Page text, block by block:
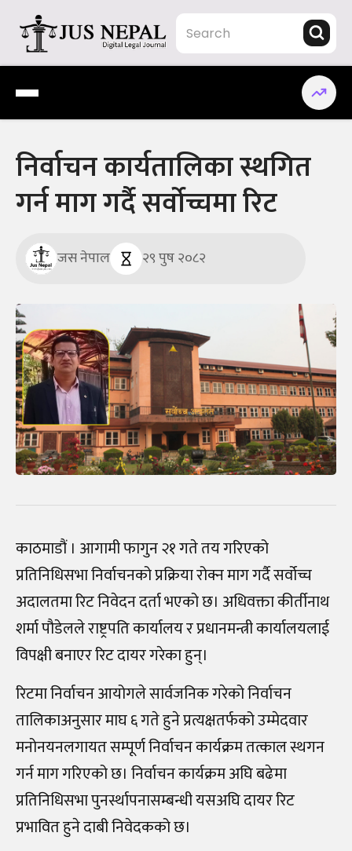
content
Jus Nepal | www.jusnepal.com
Digital Legal Journal
निर्वाचन कार्यतालिका स्थगित
गर्न माग गर्दै सर्वोच्चमा रिट
जस नेपाल २९ पुष २०८२
काठमाडौं । आगामी फागुन २१ गते तय गरिएको
प्रतिनिधिसभा निर्वाचनको प्रक्रिया रोक्न माग गर्दै सर्वोच्च
अदालतमा रिट निवेदन दर्ता भएको छ। अधिवक्ता कीर्तीनाथ
शर्मा पौडेलले राष्ट्रपति कार्यालय र प्रधानमन्त्री कार्यालयलाई
विपक्षी बनाएर रिट दायर गरेका हुन्।
रिटमा निर्वाचन आयोगले सार्वजनिक गरेको निर्वाचन
तालिकाअनुसार माघ ६ गते हुने प्रत्यक्षतर्फको उम्मेदवार
मनोनयनलगायत सम्पूर्ण निर्वाचन कार्यक्रम तत्काल स्थगन
गर्न माग गरिएको छ। निर्वाचन कार्यक्रम अघि बढेमा
प्रतिनिधिसभा पुनर्स्थापनासम्बन्धी यसअघि दायर रिट
प्रभावित हुने दाबी निवेदकको छ।